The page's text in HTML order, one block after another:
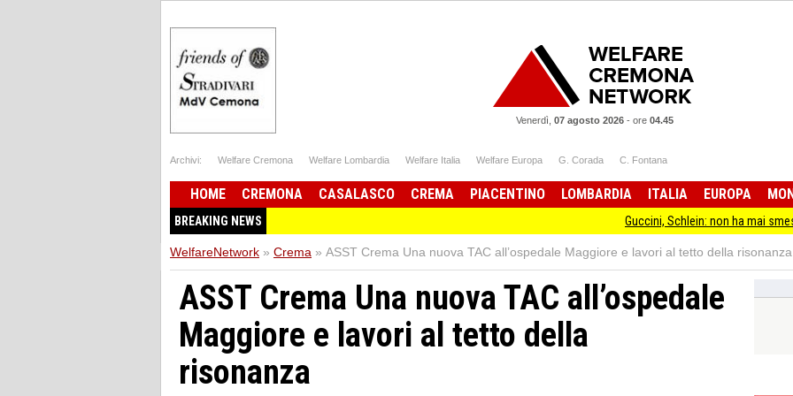
Venerdì, 07 agosto 2026 - ore 04.45
Archivi: Welfare Cremona Welfare Lombardia Welfare Italia Welfare Europa G. Corada C. Fontana
HOME CREMONA CASALASCO CREMA PIACENTINO LOMBARDIA ITALIA EUROPA
BREAKING NEWS Guccini, Schlein: non ha mai
WelfareNetwork » Crema » ASST Crema Una nuova TAC all’ospedale Maggiore e lavori al tetto della risonanza
ASST Crema Una nuova TAC all’ospedale
Maggiore e lavori al tetto della
risonanza